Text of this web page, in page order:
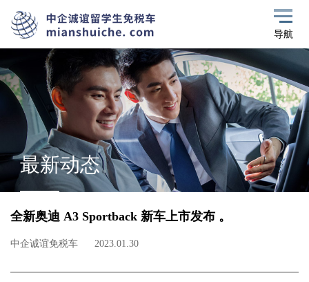
导航
最新动态
全新奥迪 A3 Sportback 新车上市发布 。
中企诚谊免税车 2023.01.30